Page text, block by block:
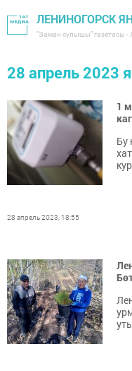
ЛЕНИНОГОРСК
"Заман сулышы" газетасы -
28 апрель 2023
1
Бу
28 апрель 2023, 18:55